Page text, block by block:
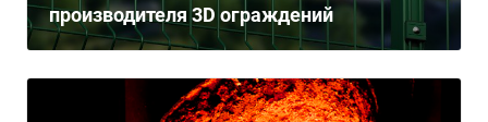
производителя 3D ограждений